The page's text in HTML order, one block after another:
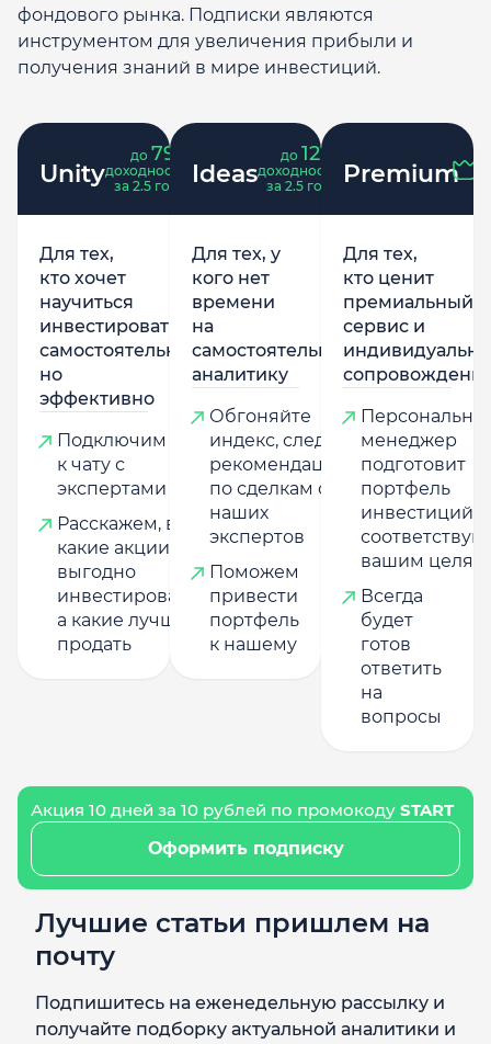
фондового рынка. Подписки являются
инструментом для увеличения прибыли и
получения знаний в мире инвестиций.
Unity
до 79
доходность
за 2.5 года
Для тех,
кто хочет
научиться
инвестировать
самостоятельно,
но
эффективно
Подключим
к чату с
экспертами
Расскажем, в
какие акции
выгодно
инвестировать,
а какие лучше
продать
Ideas
до 121
доходность
за 2.5 года
Для тех, у
кого нет
времени
на
самостоятельную
аналитику
Обгоняйте
индекс, следуя
рекомендациям
по сделкам от
наших
экспертов
Поможем
привести
портфель
к нашему
Premium
Для тех,
кто ценит
премиальный
сервис и
менеджер
подготовит
портфель
инвестиций,
вашим целям
Всегда
будет
готов
ответить
на
вопросы
Акция 10 дней за 10 рублей по промокоду START
Оформить подписку
Лучшие статьи пришлем на
почту
Подпишитесь на еженедельную рассылку и
получайте подборку актуальной аналитики и